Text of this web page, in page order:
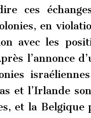
ces
en
avec les
l’annonce
et l’Irlande
et la